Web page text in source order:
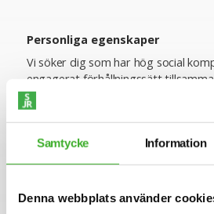
Samtycke Information
Denna webbplats använder
Personliga egenskaper
Vi söker dig som har hög social
engagerat förhållningssätt
känsla för service. Du är
och tar naturligt initiativ samt
arbete framåt. Med din
positiva attityd skapar du enkelt
en roll där du får utveckla och